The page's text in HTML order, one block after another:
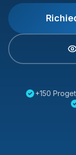
+150